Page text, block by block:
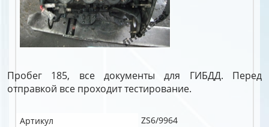
Пробег 185, все документы для ГИБДД. Перед
отправкой все проходит тестирование.
Артикул
ZS6/9964